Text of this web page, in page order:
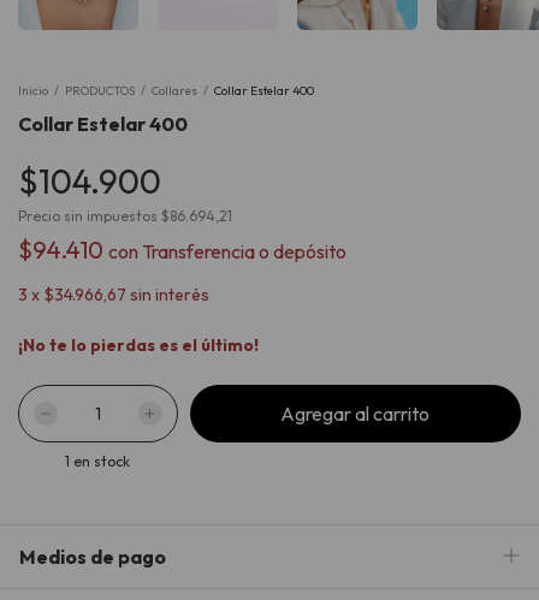
Inicio / PRODUCTOS / Collares / Collar Estelar 400
Collar Estelar 400
$104.900
Precio sin impuestos $86.694,21
$94.410 con Transferencia o depósito
3 x $34.966,67 sin interés
¡No te lo pierdas es el último!
1 en stock
Medios de pago